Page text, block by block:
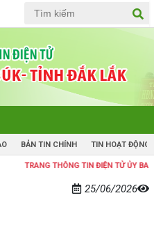
BẢN TIN CHÍNH TIN HOẠT ĐỘNG
THÔNG TIN ĐIỆN TỬ ỦY BAN NHÂN
25/06/2026